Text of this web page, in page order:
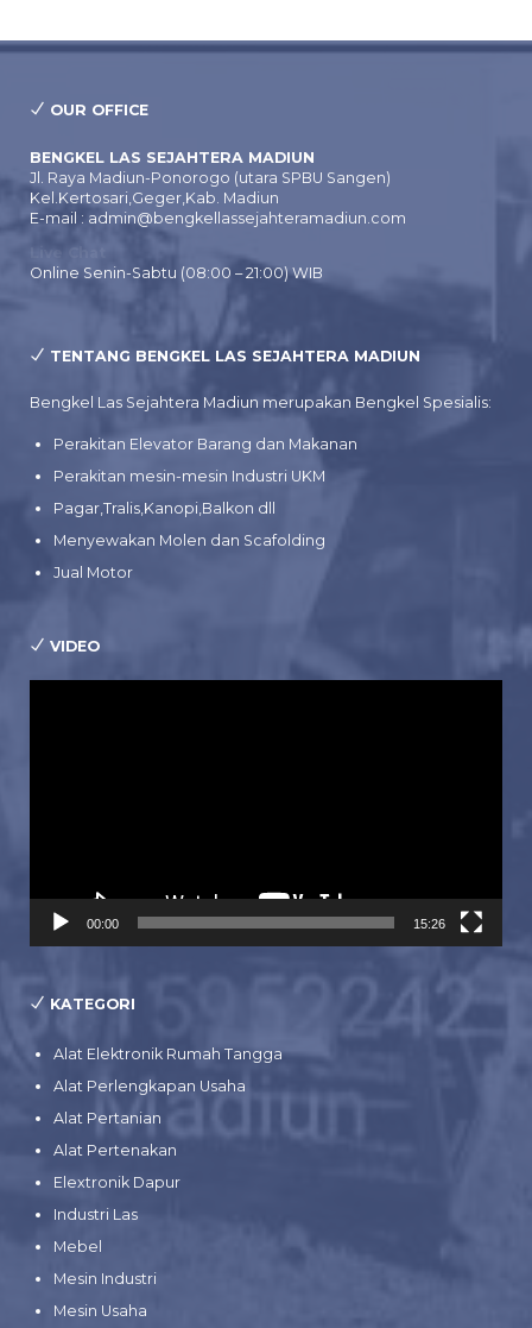
OUR OFFICE
BENGKEL LAS SEJAHTERA MADIUN
Jl. Raya Madiun-Ponorogo (utara SPBU Sangen)
Kel.Kertosari,Geger,Kab. Madiun
E-mail : admin@bengkellassejahteramadiun.com
Live Chat
Online Senin-Sabtu (08:00 – 21:00) WIB
TENTANG BENGKEL LAS SEJAHTERA MADIUN
Bengkel Las Sejahtera Madiun merupakan Bengkel Spesialis:
Perakitan Elevator Barang dan Makanan
Perakitan mesin-mesin Industri UKM
Pagar,Tralis,Kanopi,Balkon dll
Menyewakan Molen dan Scafolding
Jual Motor
VIDEO
00:00 15:26
KATEGORI
Alat Elektronik Rumah Tangga
Alat Perlengkapan Usaha
Alat Pertanian
Alat Pertenakan
Elextronik Dapur
Industri Las
Mebel
Mesin Industri
Mesin Usaha